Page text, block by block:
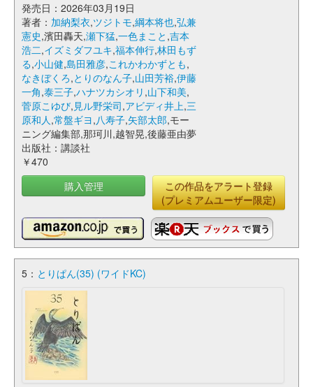
発売日：2026年03月19日
著者： 加納梨衣,ツジトモ,綱本将也,弘兼
憲史,濱田轟天,瀬下猛,一色まこと ,吉本
浩二,イズミダフユキ,福本伸行,林田もず
る,小山健,島田雅彦,これかわかずとも,
なきぼくろ,とりのなん子,山田芳裕,伊藤
一角,泰三子,ハナツカシオリ ,山下和美,
菅原こゆび, 見ル野栄司,アビディ井上,三
原和人,常盤ギヨ,八寿子,矢部太郎,モー
ニング編集部,那珂川,越智晃,後藤亜由夢
出版社：講談社
￥470
購入管理
この作品をアラート登録
(プレミアムユーザー限定)
5： とりぱん(35) (ワイドKC)